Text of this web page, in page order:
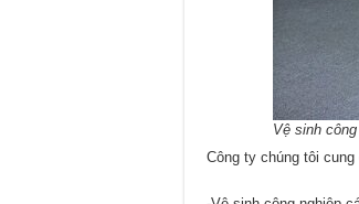
Vệ sinh
Công ty chúng tôi